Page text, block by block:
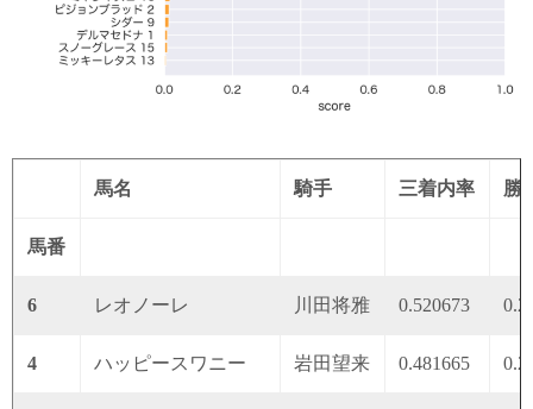
馬名 騎手 三着内率 勝
馬番
6 レオノーレ 川田将雅 0.520673
4 ハッピースワニー 岩田望来 0.481665